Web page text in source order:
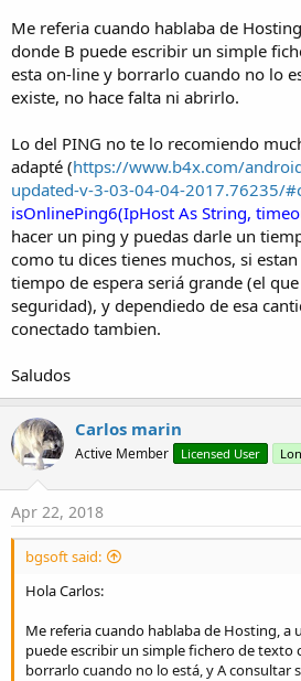
Me referia cuando hablaba de
donde B puede escribir un simple
esta on-line y borrarlo cuando no lo
existe, no hace falta ni abrirlo.
Lo del PING no te lo recomiendo
adapté (https://www.b4x.com/
updated-v-3-03-04-04-2017.76235/
isOnlinePing6(IpHost As String,
hacer un ping y puedas darle un
como tu dices tienes muchos, si
tiempo de espera seriá grande (el
seguridad), y dependiedo de esa
conectado tambien.
Saludos
Carlos marin
Active Member Licensed User
Apr 22, 2018
bgsoft said:
Hola Carlos:
Me referia cuando hablaba de Hosting, a
puede escribir un simple fichero de texto
borrarlo cuando no lo está, y A consultar